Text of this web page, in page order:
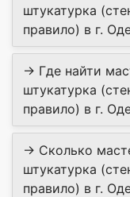
штукатурка
правило) в г.
→ Где найти
штукатурка
правило) в г.
→ Сколько
штукатурка
правило) в г.